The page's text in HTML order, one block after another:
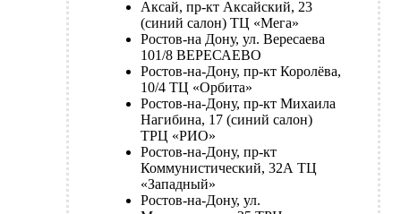
Аксай, пр-кт Аксайский, 23
(синий салон) ТЦ «Мега»
Ростов-на Дону, ул. Вересаева
101/8 ВЕРЕСАЕВО
Ростов-на-Дону, пр-кт Королёва,
10/4 ТЦ «Орбита»
Ростов-на-Дону, пр-кт Михаила
Нагибина, 17 (синий салон)
ТРЦ «РИО»
Ростов-на-Дону, пр-кт
Коммунистический, 32А ТЦ
«Западный»
Ростов-на-Дону, ул.